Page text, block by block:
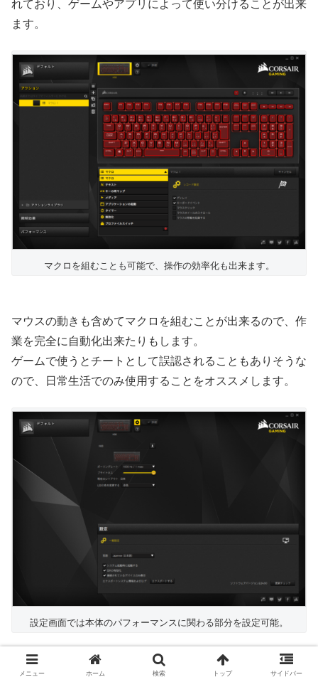
れており、ゲームやアプリによって使い分けることが出来
ます。
マクロを組むことも可能で、操作の効率化も出来ます。
マウスの動きも含めてマクロを組むことが出来るので、作
業を完全に自動化出来たりもします。
ゲームで使うとチートとして誤認されることもありそうな
ので、日常生活でのみ使用することをオススメします。
設定画面では本体のパフォーマンスに関わる部分を設定可能。
輝度調節や、リフレッシュレートの調節が出来る。
メニュー ホーム 検索 トップ サイドバー